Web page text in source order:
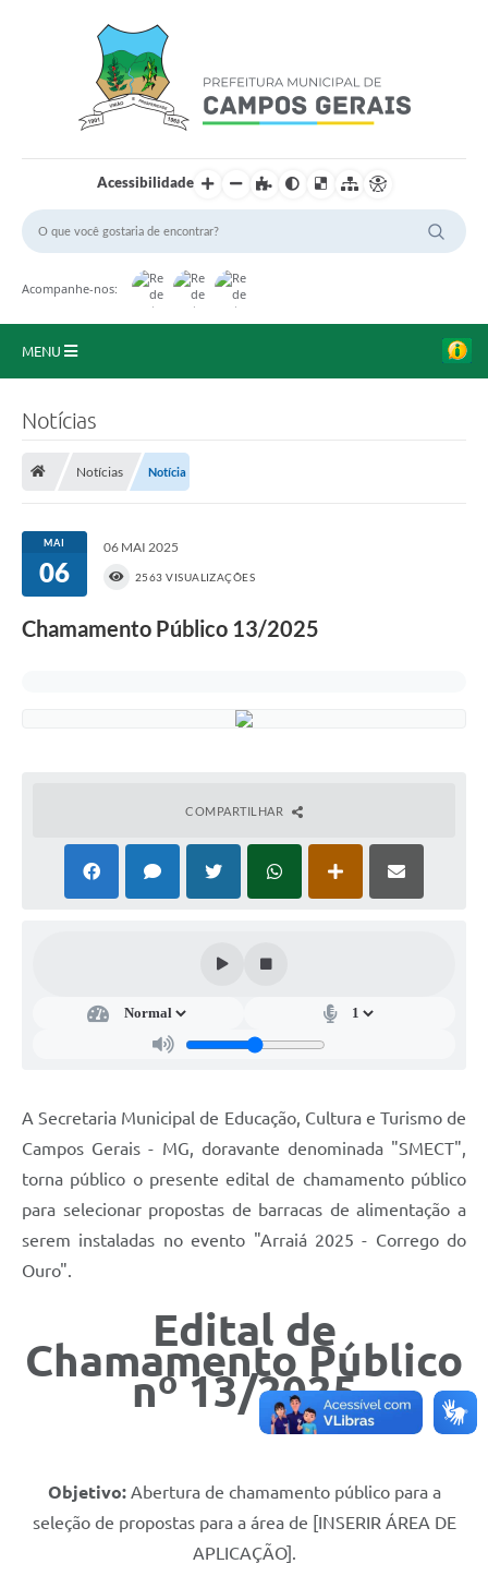
Acessibilidade
Acompanhe-nos:
MENU
Portal da Transparência
Secretarias
Mais
Notícias
Notícias Notícia
MAI
06
06 MAI 2025
2563 VISUALIZAÇÕES
Chamamento Público 13/2025
COMPARTILHAR
A Secretaria Municipal de Educação, Cultura e Turismo de
Campos Gerais - MG, doravante denominada "SMECT",
torna público o presente edital de chamamento público
para selecionar propostas de barracas de alimentação a
serem instaladas no evento "Arraiá 2025 - Corrego do
Ouro".
Edital de
Chamamento Público
nº 13/2025
Objetivo:Abertura de chamamento público para a
seleção de propostas para a área de [INSERIR ÁREA DE
APLICAÇÃO].